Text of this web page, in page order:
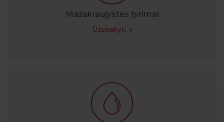
Mažakraujystės tyrimai
Užsisakyti